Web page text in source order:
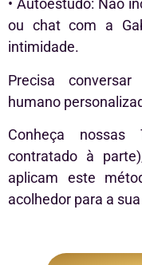
• Autoestudo: Não
ou chat com a
intimidade.
Precisa
humano
Conheça nossas
contratado à
aplicam este
acolhedor para a